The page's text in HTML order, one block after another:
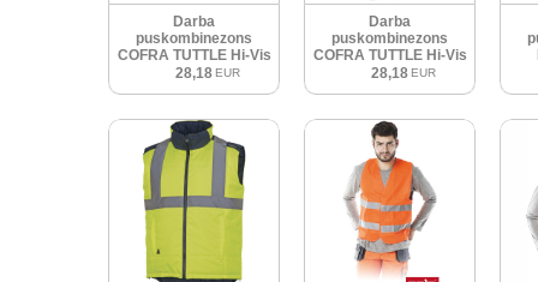
Darba
puskombinezons
COFRA TUTTLE Hi-Vis
dzeltens
28,18 EUR
Darba
puskombinezons
COFRA TUTTLE Hi-Vis
oranžs
28,18 EUR